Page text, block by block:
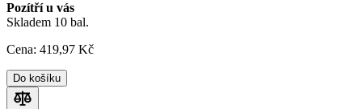
Pozítří u vás
Skladem 10 bal.
Cena: 419,97 Kč
Do košíku